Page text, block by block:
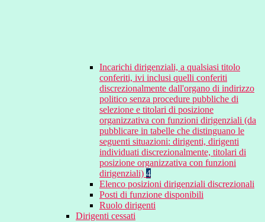
Incarichi dirigenziali, a qualsiasi titolo
conferiti, ivi inclusi quelli conferiti
discrezionalmente dall'organo di indirizzo
politico senza procedure pubbliche di
selezione e titolari di posizione
organizzativa con funzioni dirigenziali (da
pubblicare in tabelle che distinguano le
seguenti situazioni: dirigenti, dirigenti
individuati discrezionalmente, titolari di
posizione organizzativa con funzioni
dirigenziali) 4
Elenco posizioni dirigenziali discrezionali
Posti di funzione disponibili
Ruolo dirigenti
Dirigenti cessati